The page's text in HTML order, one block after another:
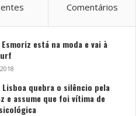
Comentários
está na moda e vai à
Lisboa quebra o silêncio pela
e assume que foi vítima de